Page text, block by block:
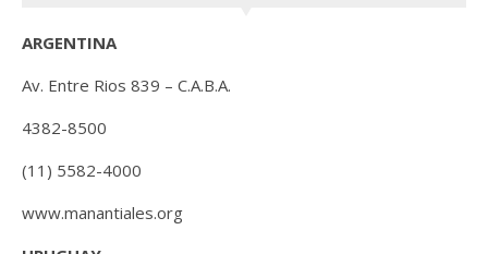
ARGENTINA
Av. Entre Rios 839 – C.A.B.A.
4382-8500
(11) 5582-4000
www.manantiales.org